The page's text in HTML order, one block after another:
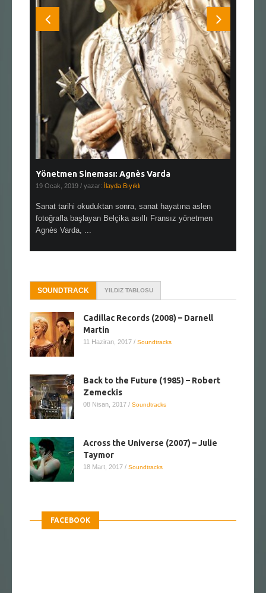
Yönetmen Sineması: Agnès Varda
19 Ocak, 2019 / yazar: İlayda Bıyıklı
Sanat tarihi okuduktan sonra, sanat hayatına aslen
fotoğrafla başlayan Belçika asıllı Fransız yönetmen
Agnès Varda, ...
SOUNDTRACK YILDIZ TABLOSU
Cadillac Records (2008) – Darnell
Martin
11 Haziran, 2017 / Soundtracks
Back to the Future (1985) – Robert
Zemeckis
08 Nisan, 2017 / Soundtracks
Across the Universe (2007) – Julie
Taymor
18 Mart, 2017 / Soundtracks
FACEBOOK